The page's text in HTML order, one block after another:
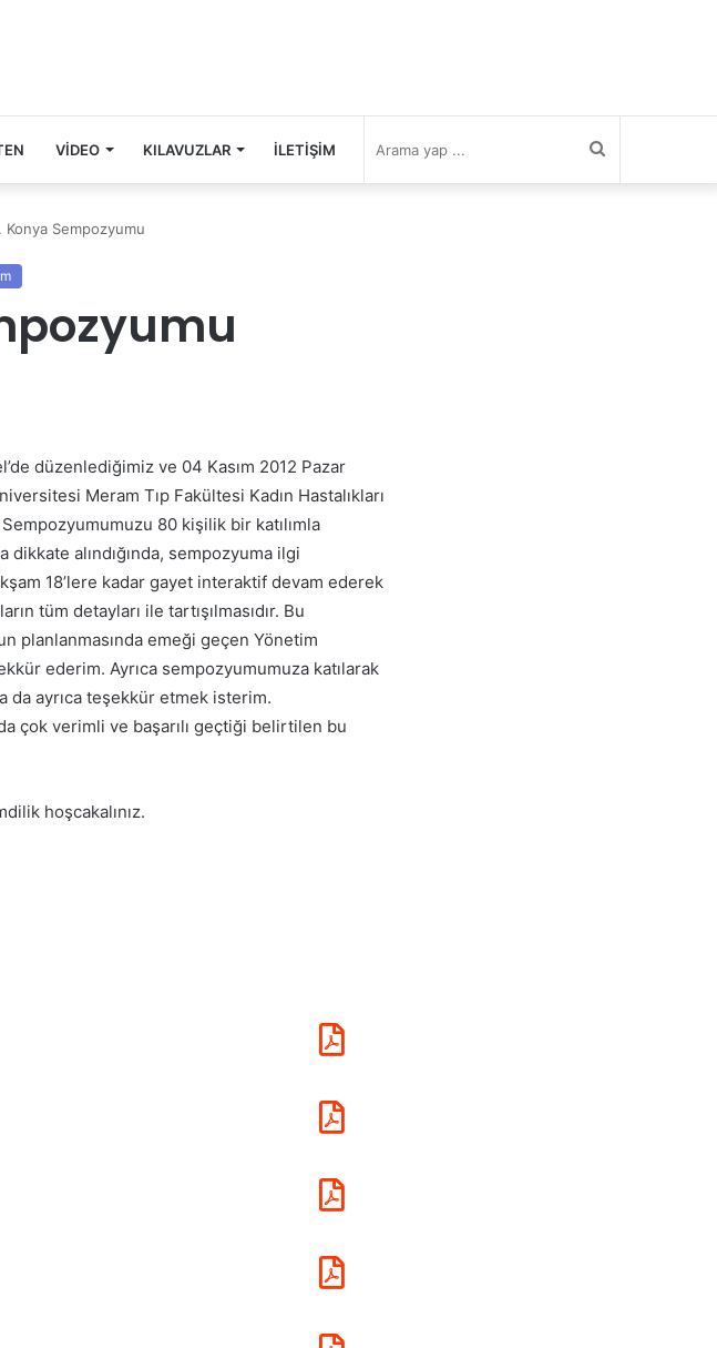
VİDEO KILAVUZLAR İLETIŞIM
Konya Sempozyumu
düzenlediğimiz ve 04 Kasım 2012 Pazar
Meram Tıp Fakültesi Kadın Hastalıkları
80 kişilik bir katılımla
dikkate alındığında, sempozyuma ilgi
18’lere kadar gayet interaktif devam ederek
tüm detayları ile tartışılmasıdır. Bu
planlanmasında emeği geçen Yönetim
ederim. Ayrıca sempozyumumuza katılarak
da ayrıca teşekkür etmek isterim.
çok verimli ve başarılı geçtiği belirtilen bu
hoşcakalınız.